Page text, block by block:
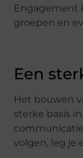
Engagement
groepen en
Een
Het bouwen
sterke basis
volgen, leg je